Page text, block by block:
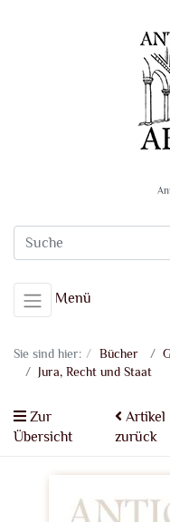
Menü
Sie sind hier: Bücher
Jura, Recht und Staat
Zur
Übersicht
Artikel
zurück